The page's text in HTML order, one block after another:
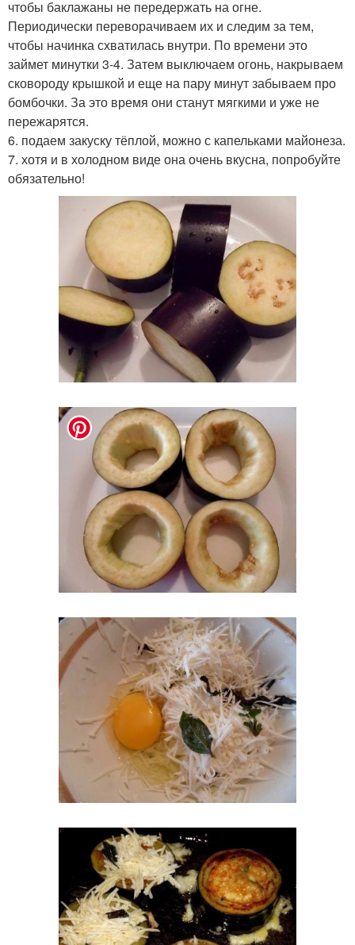
чтобы баклажаны не передержать на огне.
Периодически переворачиваем их и следим за тем,
чтобы начинка схватилась внутри. По времени это
займет минутки 3-4. Затем выключаем огонь, накрываем
сковороду крышкой и еще на пару минут забываем про
бомбочки. За это время они станут мягкими и уже не
пережарятся.
6. подаем закуску тёплой, можно с капельками майонеза.
7. хотя и в холодном виде она очень вкусна, попробуйте
обязательно!